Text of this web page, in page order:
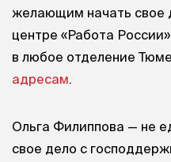
желающим начать свое
центре «Работа
в любое отделение
адресам.
Ольга Филиппова — не
свое дело с